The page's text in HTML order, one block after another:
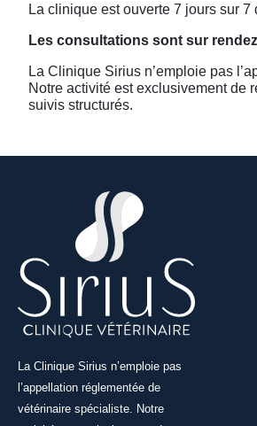
La clinique est ouverte 7 jours sur
Les consultations sont sur
La Clinique Sirius n’emploie pas
Notre activité est exclusivement de
suivis structurés.
La Clinique Sirius n’emploie pas
l’appellation réglementée de
vétérinaire spécialiste. Notre